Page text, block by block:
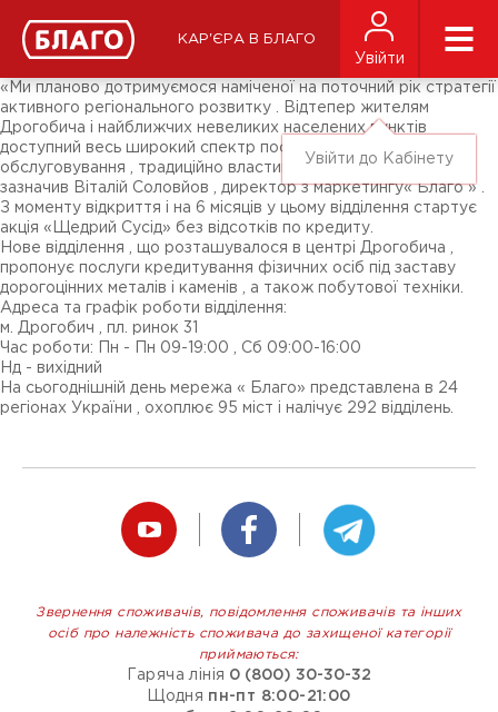
КАР'ЄРА В БЛАГО
Увійти
Увійти до Кабінету
ЗМІ про нас
Підписники соц-мереж
Ярмарки
«Ми планово дотримуємося наміченої на поточний рік стратегії
активного регіонального розвитку . Відтепер жителям
Дрогобича і найближчих невеликих населених пунктів
доступний весь широкий спектр послуг і найвищі стандарти
обслуговування , традиційно властиві нашій мережі » , -
зазначив Віталій Соловйов , директор з маркетингу« Благо » .
З моменту відкриття і на 6 місяців у цьому відділення стартує
акція «Щедрий Сусід» без відсотків по кредиту.
Нове відділення , що розташувалося в центрі Дрогобича ,
пропонує послуги кредитування фізичних осіб під заставу
дорогоцінних металів і каменів , а також побутової техніки.
Адреса та графік роботи відділення:
м. Дрогобич , пл. ринок 31
Час роботи: Пн - Пн 09-19:00 , Сб 09:00-16:00
Нд - вихідний
На сьогоднішній день мережа « Благо» представлена ​​в 24
регіонах України , охоплює 95 міст і налічує 292 відділень.
Звернення споживачів, повідомлення споживачів та інших
осіб про належність споживача до захищеної категорії
приймаються:
Гаряча лінія 0 (800) 30-30-32
Щодня пн-пт 8:00-21:00